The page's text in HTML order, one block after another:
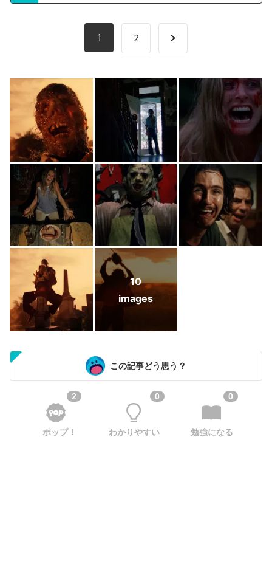
1 2
10
images
この記事どう思う？
2
ポップ！
0
わかりやすい
0
勉強になる